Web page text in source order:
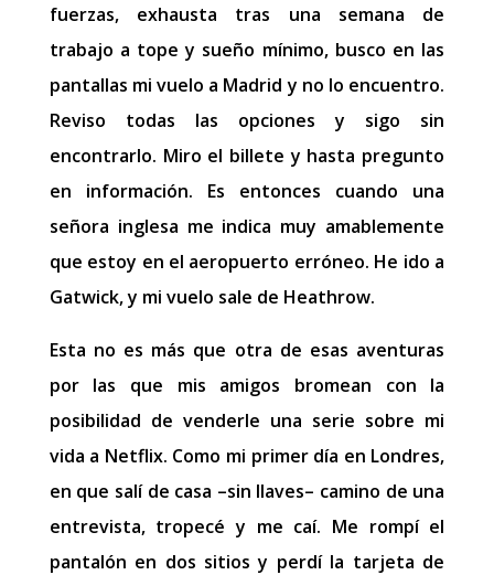
fuerzas, exhausta tras una semana de
trabajo a tope y sueño mínimo, busco en las
pantallas mi vuelo a Madrid y no lo encuentro.
Reviso todas las opciones y sigo sin
encontrarlo. Miro el billete y hasta pregunto
en información. Es entonces cuando una
señora inglesa me indica muy amablemente
que estoy en el aeropuerto erróneo. He ido a
Gatwick, y mi vuelo sale de Heathrow.
Esta no es más que otra de esas aventuras
por las que mis amigos bromean con la
posibilidad de venderle una serie sobre mi
vida a Netflix. Como mi primer día en Londres,
en que salí de casa –sin llaves– camino de una
entrevista, tropecé y me caí. Me rompí el
pantalón en dos sitios y perdí la tarjeta de